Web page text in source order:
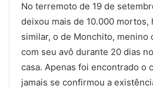
No terremoto de 19 de
deixou mais de 10.000 mortos,
similar, o de Monchito, menino
com seu avô durante 20 dias
casa. Apenas foi encontrado o
jamais se confirmou a